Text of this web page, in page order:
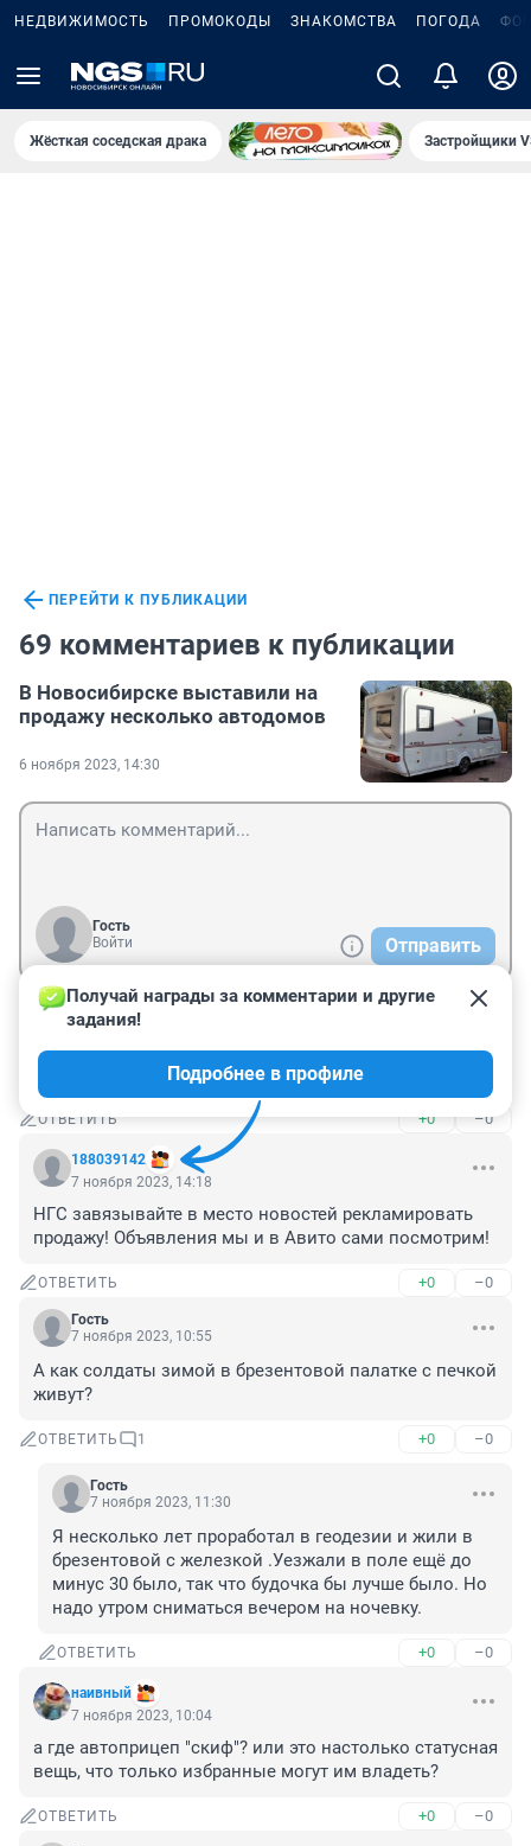
НЕДВИЖИМОСТЬ ПРОМОКОДЫ ЗНАКОМСТВА ПОГОДА
Жёсткая соседская драка Застройщики
ПЕРЕЙТИ К ПУБЛИКАЦИИ
69 комментариев к публикации
В Новосибирске выставили на
продажу несколько автодомов
6 ноября 2023, 14:30
Гость
Войти
Отправить
Гость
А бани прицепы бывают?
ОТВЕТИТЬ +0 –0
188039142
Получай награды за комментарии и другие
задания!
Подробнее в профиле
7 ноября 2023, 14:18
НГС завязывайте в место новостей рекламировать
продажу! Объявления мы и в Авито сами посмотрим!
ОТВЕТИТЬ +0 –0
Гость
7 ноября 2023, 10:55
А как солдаты зимой в брезентовой палатке с печкой
живут?
ОТВЕТИТЬ 1 +0 –0
Гость
7 ноября 2023, 11:30
Я несколько лет проработал в геодезии и жили в
брезентовой с железкой .Уезжали в поле ещё до
минус 30 было, так что будочка бы лучше было. Но
надо утром сниматься вечером на ночевку.
ОТВЕТИТЬ +0 –0
наивный
7 ноября 2023, 10:04
а где автоприцеп "скиф"? или это настолько статусная
вещь, что только избранные могут им владеть?
ОТВЕТИТЬ +0 –0